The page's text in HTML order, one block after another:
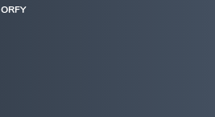
ORFY